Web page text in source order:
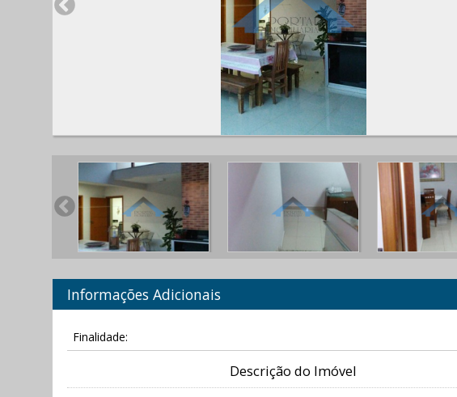
Informações Adicionais
Finalidade:
Descrição do Imóvel